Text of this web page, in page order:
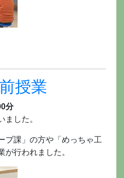
授業
分
ました。
ブ課」の方や「めっちゃ工
が行われました。